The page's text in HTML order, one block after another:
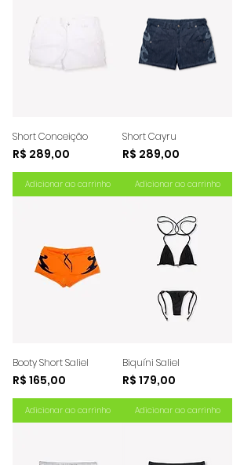
Short Conceição
Preço
R$ 289,00
Adicionar ao carrinho
Short Cayru
Preço
R$ 289,00
Adicionar ao carrinho
Booty Short Saliel
Preço
R$ 165,00
Adicionar ao carrinho
Biquíni Saliel
Preço
R$ 179,00
Adicionar ao carrinho